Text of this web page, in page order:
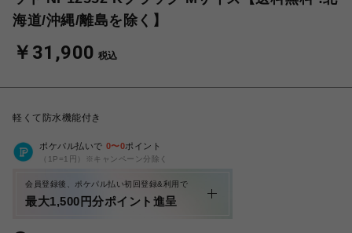
海道/沖縄/離島を除く】
￥31,900 税込
軽くて防水機能付き
ポケパル払いで 0〜0ポイント
（1P=1円）※キャンペーン分除く
会員登録後、ポケパル払い初回登録&利用で
最大1,500円分ポイント進呈